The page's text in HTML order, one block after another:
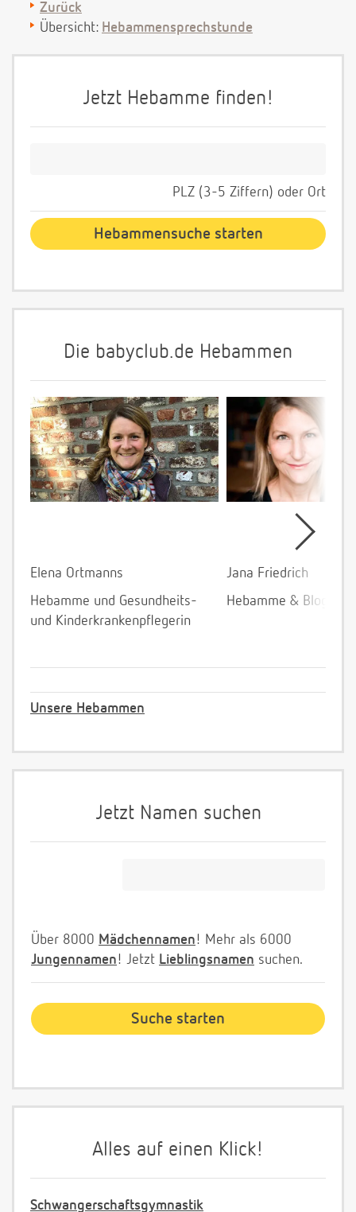
Zurück
Übersicht: Hebammensprechstunde
Jetzt Hebamme finden!
PLZ (3-5 Ziffern) oder Ort
Die babyclub.de Hebammen
Elena Ortmanns
Hebamme und Gesundheits-
und Kinderkrankenpflegerin
Jana Friedrich
Hebamme &
Unsere Hebammen
Jetzt Namen suchen
Über 8000 Mädchennamen! Mehr als 6000
Jungennamen! Jetzt Lieblingsnamen suchen.
Alles auf einen Klick!
Schwangerschaftsgymnastik